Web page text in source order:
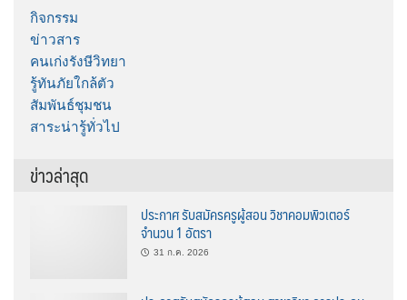
กิจกรรม
ข่าวสาร
คนเก่งรังษีวิทยา
รู้ทันภัยใกล้ตัว
สัมพันธ์ชุมชน
สาระน่ารู้ทั่วไป
ข่าวล่าสุด
ประกาศ รับสมัครครูผู้สอน วิชาคอมพิวเตอร์
จำนวน 1 อัตรา
31 ก.ค. 2026